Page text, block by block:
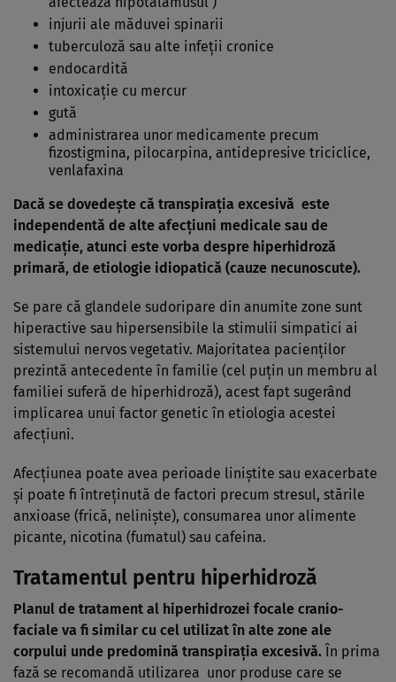
injurii ale măduvei spinarii
tuberculoză sau alte infeţii cronice
endocardită
intoxicaţie cu mercur
gută
administrarea unor medicamente precum
fizostigmina, pilocarpina, antidepresive triciclice,
venlafaxina
Dacă se dovedeşte că transpiraţia excesivă este
independentă de alte afecţiuni medicale sau de
medicaţie, atunci este vorba despre hiperhidroză
primară, de etiologie idiopatică (cauze necunoscute).
Se pare că glandele sudoripare din anumite zone sunt
hiperactive sau hipersensibile la stimulii simpatici ai
sistemului nervos vegetativ. Majoritatea pacienţilor
prezintă antecedente în familie (cel puţin un membru al
familiei suferă de hiperhidroză), acest fapt sugerând
implicarea unui factor genetic în etiologia acestei
afecţiuni.
Afecţiunea poate avea perioade liniştite sau exacerbate
şi poate fi întreţinută de factori precum stresul, stările
anxioase (frică, nelinişte), consumarea unor alimente
picante, nicotina (fumatul) sau cafeina.
Tratamentul pentru hiperhidroză
Planul de tratament al hiperhidrozei focale cranio-
faciale va fi similar cu cel utilizat în alte zone ale
corpului unde predomină transpiraţia excesivă. În prima
fază se recomandă utilizarea unor produse care se